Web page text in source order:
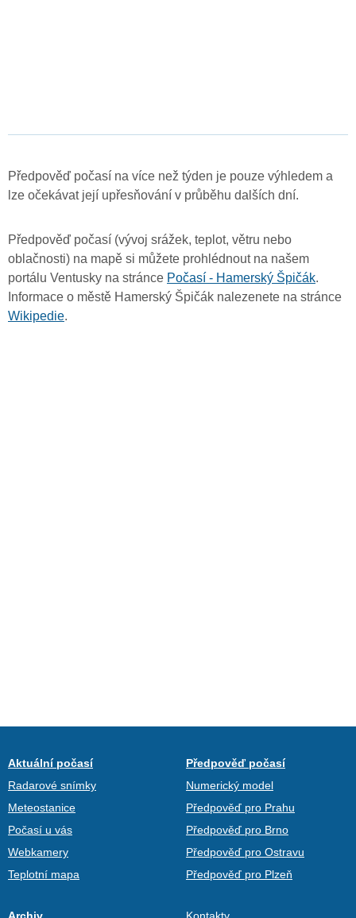
Předpověď počasí na více než týden je pouze výhledem a
lze očekávat její upřesňování v průběhu dalších dní.
Předpověď počasí (vývoj srážek, teplot, větru nebo
oblačnosti) na mapě si můžete prohlédnout na našem
portálu Ventusky na stránce Počasí - Hamerský Špičák.
Informace o městě Hamerský Špičák nalezenete na stránce
Wikipedie.
Aktuální počasí
Radarové snímky
Meteostanice
Počasí u vás
Webkamery
Teplotní mapa
Předpověď počasí
Numerický model
Předpověď pro Prahu
Předpověď pro Brno
Předpověď pro Ostravu
Předpověď pro Plzeň